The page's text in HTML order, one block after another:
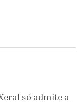
só admite a